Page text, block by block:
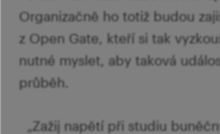
Organizačně ho totiž budou
z Open Gate, kteří si tak
nutné myslet, aby taková
průběh.
„Zažij napětí při studiu